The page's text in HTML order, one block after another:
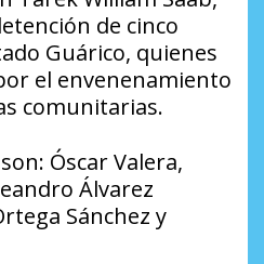
de cinco
Guárico, quienes
el envenenamiento
comunitarias.
Óscar Valera,
Álvarez
Sánchez y